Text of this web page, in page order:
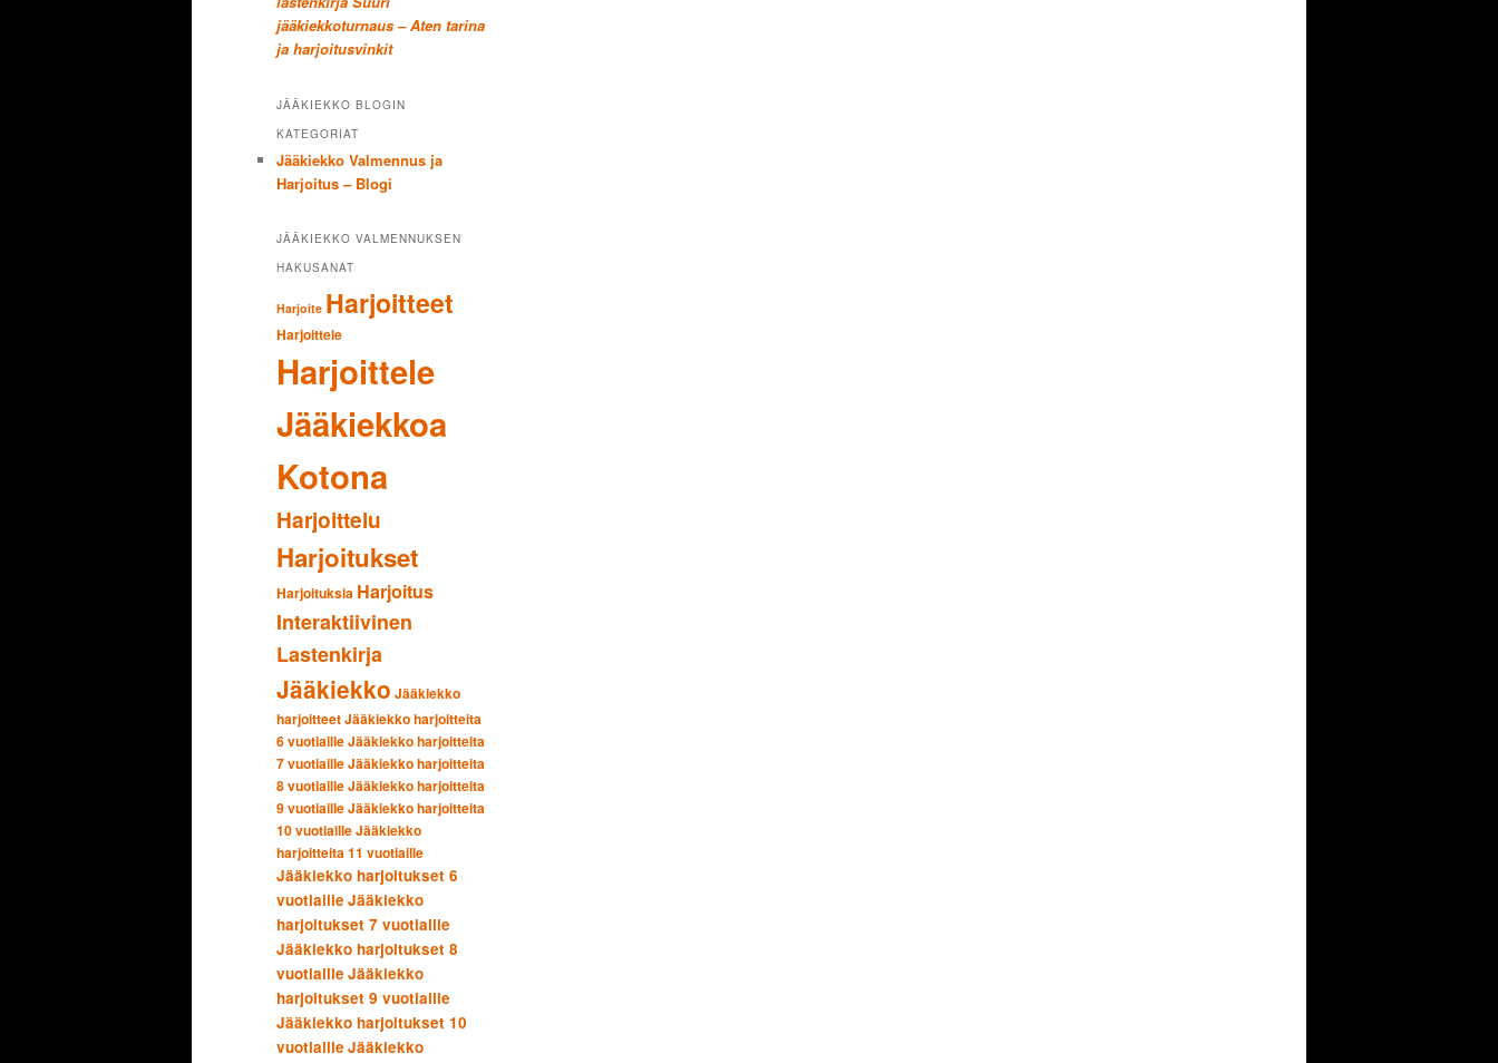
jääkiekkoturnaus – Aten tarina
ja harjoitusvinkit
JÄÄKIEKKO BLOGIN
KATEGORIAT
Jääkiekko Valmennus ja
Harjoitus – Blogi
JÄÄKIEKKO VALMENNUKSEN
HAKUSANAT
Harjoite Harjoitteet
Harjoittele
Harjoittele
Jääkiekkoa
Kotona
Harjoittelu
Harjoitukset
Harjoituksia Harjoitus
Interaktiivinen
Lastenkirja
Jääkiekko Jääkiekko
harjoitteetJääkiekko harjoitteita
6 vuotiailleJääkiekko harjoitteita
7 vuotiailleJääkiekko harjoitteita
8 vuotiailleJääkiekko harjoitteita
9 vuotiailleJääkiekko harjoitteita
10 vuotiailleJääkiekko
harjoitteita 11 vuotiaille
Jääkiekko harjoitukset 6
vuotiaille Jääkiekko
harjoitukset 7 vuotiaille
Jääkiekko harjoitukset 8
vuotiaille Jääkiekko
harjoitukset 9 vuotiaille
Jääkiekko harjoitukset 10
vuotiaille Jääkiekko